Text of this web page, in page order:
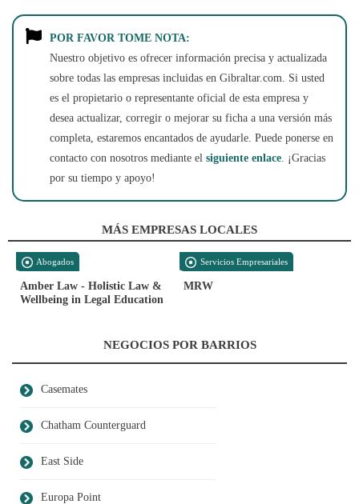
POR FAVOR TOME NOTA:
Nuestro objetivo es ofrecer información precisa y actualizada
sobre todas las empresas incluidas en Gibraltar.com. Si usted
es el propietario o representante oficial de esta empresa y
desea actualizar, corregir o mejorar su ficha a una versión más
completa, estaremos encantados de ayudarle. Puede ponerse en
contacto con nosotros mediante el siguiente enlace. ¡Gracias
por su tiempo y apoyo!
MÁS EMPRESAS LOCALES
Abogados
Amber Law - Holistic Law &
Wellbeing in Legal Education
Servicios Empresariales
MRW
NEGOCIOS POR BARRIOS
Casemates
Chatham Counterguard
East Side
Europa Point